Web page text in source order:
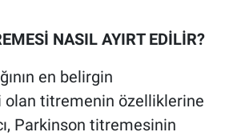
NASIL AYIRT EDİLİR?
en belirgin
titremenin özelliklerine
Parkinson titremesinin